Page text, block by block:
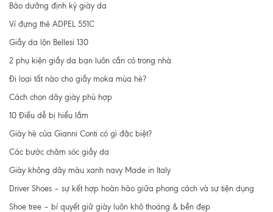
Bảo dưỡng định kỳ giày da
Ví đựng thẻ ADPEL 551C
Giầy da lộn Bellesi 130
2 phụ kiện giầy da bạn luôn cần có trong nhà
Đi loại tất nào cho giầy moka mùa hè?
Cách chọn dây giày phù hợp
10 Điều dễ bị hiểu lầm
Giày hè của Gianni Conti có gì đặc biệt?
Các bước chăm sóc giầy da
Giày không dây màu xanh navy Made in Italy
Driver Shoes – sự kết hợp hoàn hảo giữa phong cách và sự tiện dụng
Shoe tree – bí quyết giữ giày luôn khô thoáng & bền đẹp